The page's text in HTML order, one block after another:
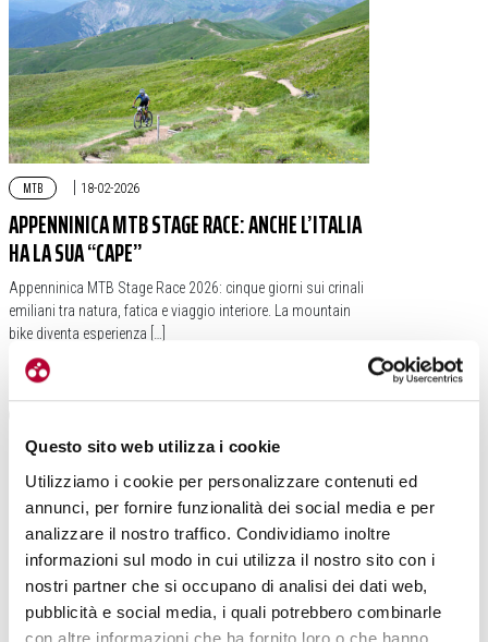
Questo sito web utilizza i cookie
Utilizziamo i cookie per personalizzare contenuti ed
annunci, per fornire funzionalità dei social media e per
analizzare il nostro traffico. Condividiamo inoltre
informazioni sul modo in cui utilizza il nostro sito con i
nostri partner che si occupano di analisi dei dati web,
pubblicità e social media, i quali potrebbero combinarle
con altre informazioni che ha fornito loro o che hanno
MTB | 18-02-2026
APPENNINICA MTB STAGE RACE: ANCHE L’ITALIA
HA LA SUA “CAPE”
Appenninica MTB Stage Race 2026: cinque giorni sui crinali
emiliani tra natura, fatica e viaggio interiore. La mountain
bike diventa esperienza […]
#APPENNINICA MTB
TUTTE LE CATEGORIE DEL MAGAZINE